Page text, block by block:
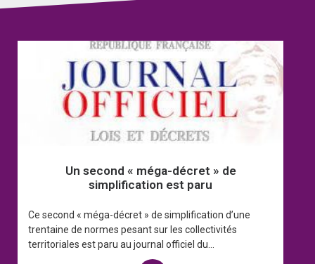
Un second « méga-décret » de
simplification est paru
Ce second « méga-décret » de simplification d’une
trentaine de normes pesant sur les collectivités
territoriales est paru au journal officiel du...